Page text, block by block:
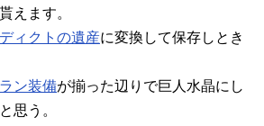
えます。
ィクトの遺産に変換して保存しとき
ン装備が揃った辺りで巨人水晶にし
思う。